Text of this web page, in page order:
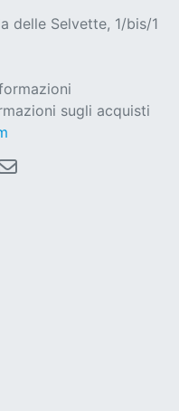
delle Selvette, 1/bis/1
sugli acquisti